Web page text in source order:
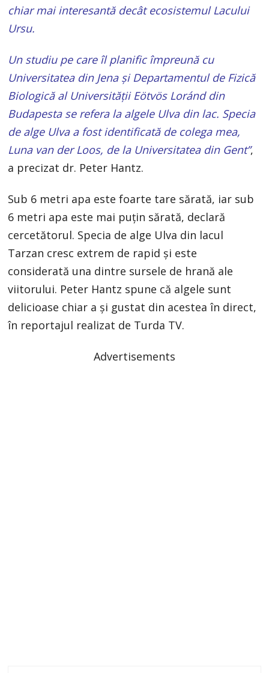
chiar mai interesantă decât ecosistemul Lacului
Ursu.
Un studiu pe care îl planific împreună cu
Universitatea din Jena și Departamentul de Fizică
Biologică al Universității Eötvös Loránd din
Budapesta se refera la algele Ulva din lac. Specia
de alge Ulva a fost identificată de colega mea,
Luna van der Loos, de la Universitatea din Gent”,
a precizat dr. Peter Hantz.
Sub 6 metri apa este foarte tare sărată, iar sub
6 metri apa este mai puţin sărată, declară
cercetătorul. Specia de alge Ulva din lacul
Tarzan cresc extrem de rapid şi este
considerată una dintre sursele de hrană ale
viitorului. Peter Hantz spune că algele sunt
delicioase chiar a şi gustat din acestea în direct,
în reportajul realizat de Turda TV.
Advertisements